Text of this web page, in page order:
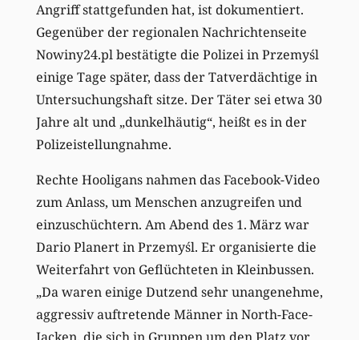
Angriff stattgefunden hat, ist dokumentiert.
Gegenüber der regionalen Nachrichtenseite
Nowiny24.pl be­stätigte die Polizei in Przemyśl
einige Tage später, dass der Tatverdächtige in
Untersuchungshaft sitze. Der Täter sei etwa 30
Jahre alt und „dunkelhäutig“, heißt es in der
Polizeistellungnahme.
Rechte Hooligans nahmen das Facebook-Video
zum Anlass, um Menschen anzugreifen und
einzuschüchtern. Am Abend des 1. März war
Dario Planert in Przemyśl. Er organisierte die
Weiterfahrt von Geflüchteten in Kleinbussen.
„Da waren einige Dutzend sehr unangenehme,
aggressiv auftretende Männer in North-Face-